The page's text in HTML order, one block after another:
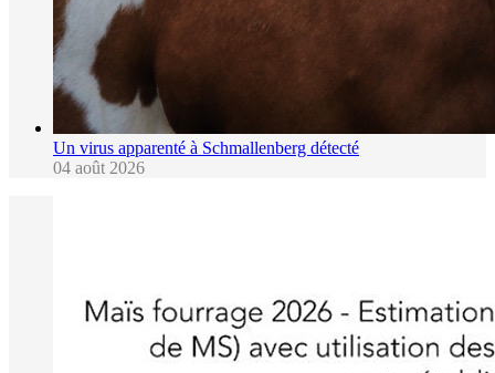
Un virus apparenté à Schmallenberg détecté
04 août 2026